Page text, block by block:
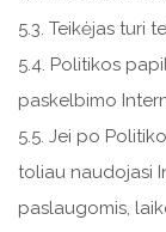
5.3. Teikėjas turi
5.4. Politikos
paskelbimo
5.5. Jei po
toliau naudojasi
paslaugomis,